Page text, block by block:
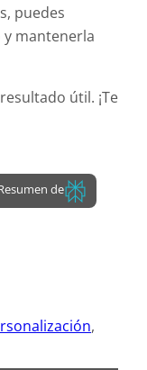
puedes
mantenerla
útil. ¡Te
de